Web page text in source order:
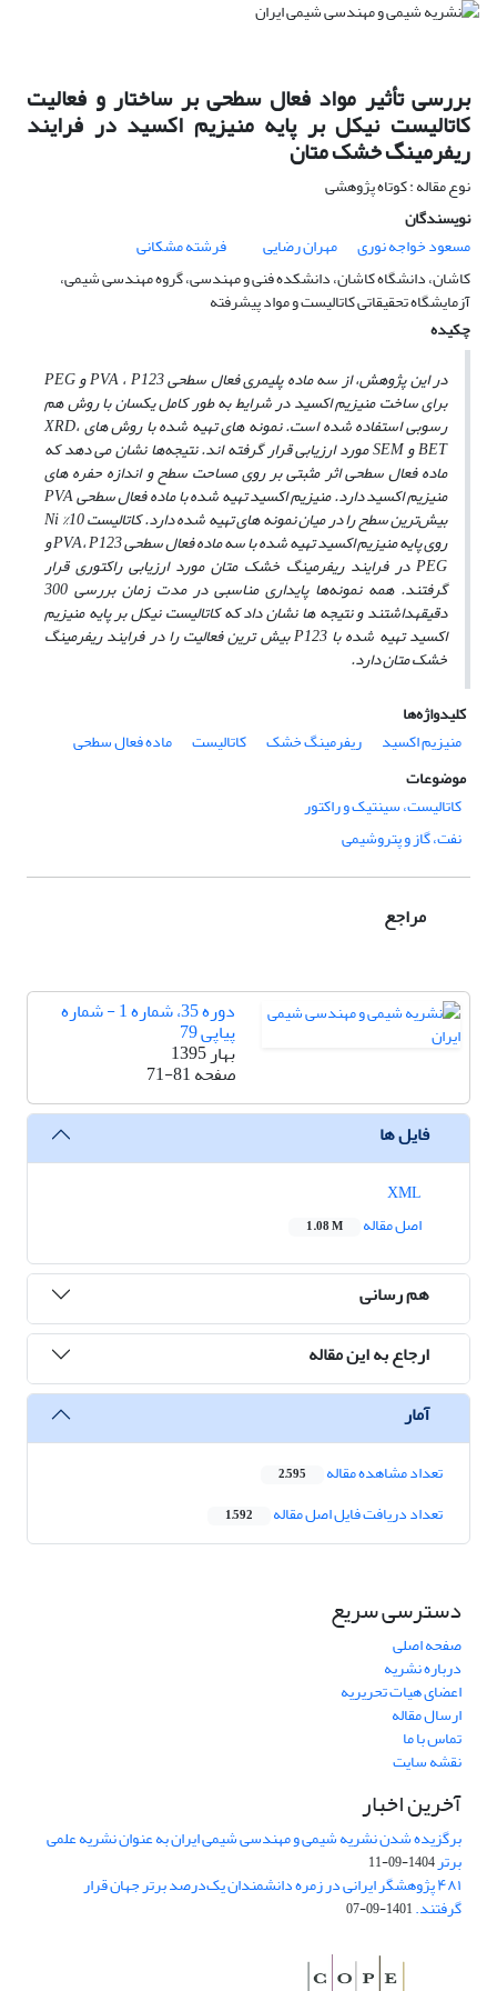
بررسی تأثیر مواد فعال سطحی بر ساختار و فعالیت
کاتالیست نیکل بر پایه منیزیم اکسید در فرایند
ریفرمینگ خشک متان
نوع مقاله : کوتاه پژوهشی
نویسندگان
مسعود خواجه نوری
مهران رضایی
فرشته مشکانی
کاشان، دانشگاه کاشان، دانشکده فنی و مهندسی، گروه مهندسی شیمی،
آزمایشگاه تحقیقاتی کاتالیست و مواد پیشرفته
چکیده
در این پژوهش، از سه ماده پلیمری فعال سطحی
PVA،P123 وPEG
برای ساخت منیزیم اکسید در شرایطبه‌ طور کامل یکسان با روش هم
‌رسوبی استفاده شده است. نمونه‌ های تهیه شده با روش‌ های XRD،
BETوSEMمورد ارزیابی قرار گرفته‌ اند. نتیجه‌ها نشان می‌ دهد که
ماده فعال سطحی اثر مثبتی بر روی مساحت سطح و اندازه حفره‌ های
منیزیم اکسید دارد. منیزیم اکسید تهیه شده با ماده فعال سطحیPVA
بیش‌ترین سطح را در میان نمونه ‌های تهیه شده دارد. کاتالیست Ni%10
روی پایه منیزیم اکسید تهیه شده با سه ماده فعال سطحی PVA،P123 و
PEGدر فرایند ریفرمینگ خشک متان مورد ارزیابی راکتوری قرار
گرفتند. همه نمونه‌ها پایداری مناسبی در مدت زمان بررسی 300
دقیقهداشتند و نتیجه‌ ها نشان داد که کاتالیست نیکل بر پایه منیزیم
اکسید تهیه شده باP123بیش‌ ترین فعالیت را در فرایند ریفرمینگ
خشک متان دارد.
کلیدواژه‌ها
منیزیم اکسید
ریفرمینگ خشک کاتالیست
ماده فعال سطحی
موضوعات
کاتالیست، سینتیک و راکتور
نفت، گاز و پتروشیمی
مراجع
دوره 35، شماره 1 - شماره
پیاپی 79
بهار 1395
صفحه71-81
فایل ها
اصل مقاله
1.08 M
هم رسانی
ارجاع به این مقاله
آمار
تعداد مشاهده مقاله 2,595
تعداد دریافت فایل اصل مقاله 1,592
دسترسی سریع
صفحه اصلی
درباره نشریه
اعضای هیات تحریریه
ارسال مقاله
تماس با ما
نقشه سایت
آخرین اخبار
برگزیده شدن نشریه شیمی و مهندسی شیمی ایران به عنوان نشریه علمی
برتر1404-09-11
۴۸۱ پژوهشگر ایرانی در زمره دانشمندان یک‌درصد برتر جهان قرار
گرفتند.1401-09-07